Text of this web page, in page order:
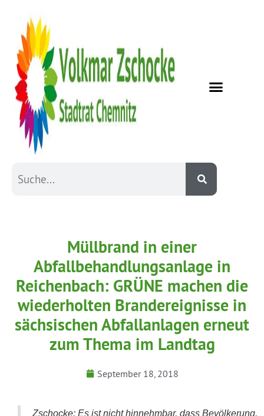
Müllbrand in einer
Abfallbehandlungsanlage in
Reichenbach: GRÜNE machen die
wiederholten Brandereignisse in
sächsischen Abfallanlagen erneut
zum Thema im Landtag
September 18, 2018
Zschocke: Es ist nicht hinnehmbar, dass Bevölkerung,